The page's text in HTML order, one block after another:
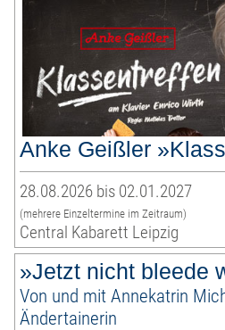
Anke Geißler
28.08.2026 bis 02.01.2027
(mehrere Einzeltermine im Zeitraum)
Central Kabarett Leipzig
»Jetzt nicht bleede
Von und mit Annekatrin
Ändertainerin